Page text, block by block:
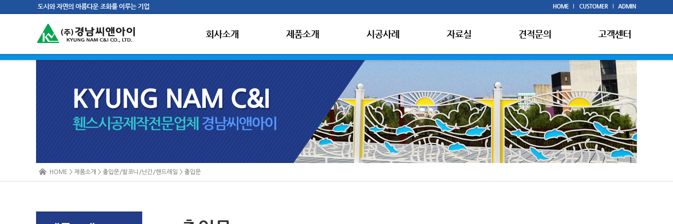
HOME > 제품소개 > 출입문/발코니/난간/핸드레일 > 출입문